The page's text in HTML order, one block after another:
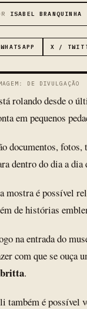
ISABEL BRANQUINHA
WHATSAPP X /
DE DIVULGAÇÃO
rolando desde o
em pequenos
documentos,
dentro do dia a dia
mostra é possível
de histórias
na entrada do
com que se ouça
.
também é possível